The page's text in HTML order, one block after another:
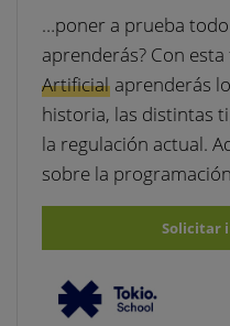
…poner a prueba
aprenderás? Con
Artificialaprenderás
historia, las distintas
la regulación actual.
sobre la
Solicitar